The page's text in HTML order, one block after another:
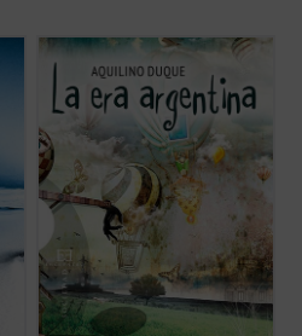
«Cierta crítica literaria daría no hace tanto
en acuñar la denominación de edad de plata
con el propósito de limpiar, fijar y dar
esplendor a una etapa desdichada de
nuestra historia contemporánea que
empezó y acabó entre alardes de ... (ver
ficha)